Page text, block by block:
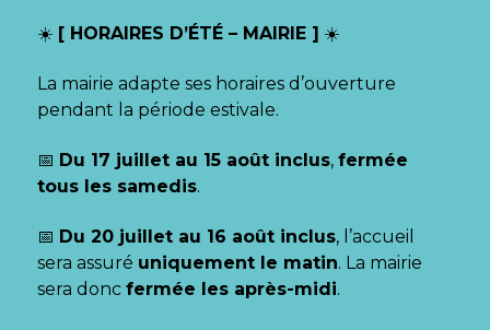
☀️ [ HORAIRES D’ÉTÉ – MAIRIE ] ☀️
La mairie adapte ses horaires d’ouverture
pendant la période estivale.
📅 Du 17 juillet au 15 août inclus, fermée
tous les samedis.
📅 Du 20 juillet au 16 août inclus, l’accueil
sera assuré uniquement le matin. La mairie
sera donc fermée les après-midi.